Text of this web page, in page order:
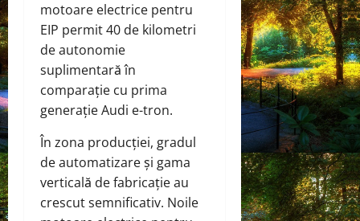
motoare electrice pentru
EIP permit 40 de kilometri
de autonomie
suplimentară în
comparație cu prima
generație Audi e-tron.
În zona producției, gradul
de automatizare și gama
verticală de fabricație au
crescut semnificativ. Noile